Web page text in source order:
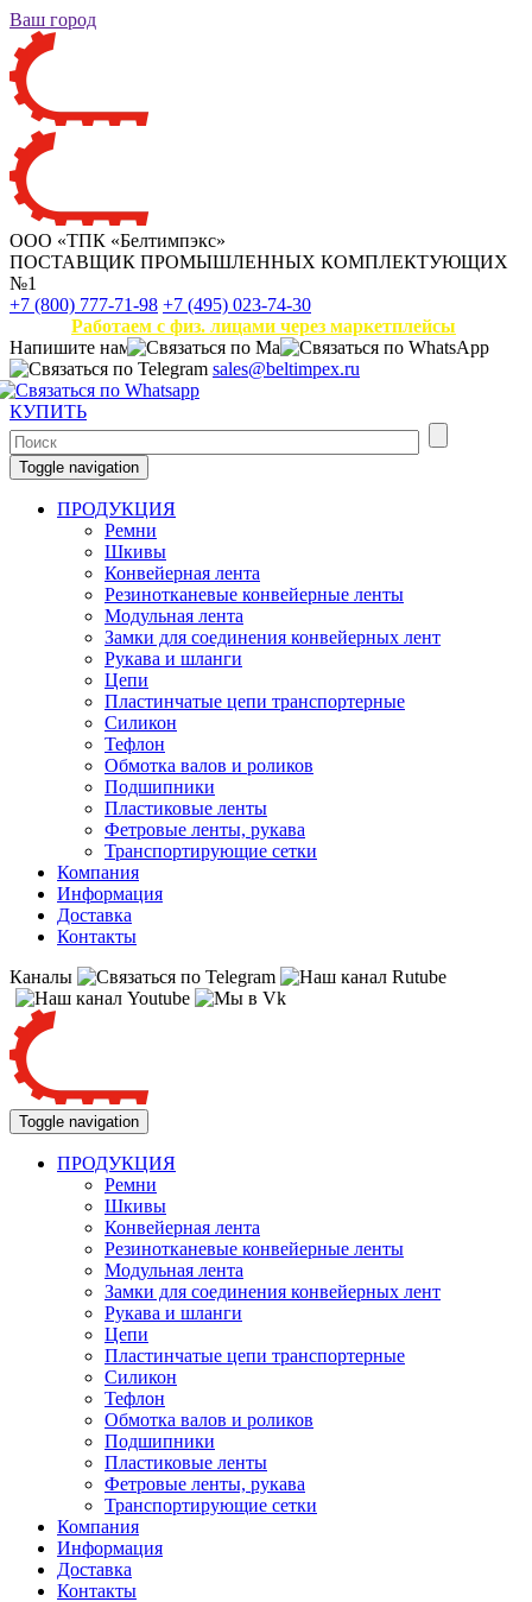
Ваш город
ООО «ТПК «Белтимпэкс»
ПОСТАВЩИК ПРОМЫШЛЕННЫХ КОМПЛЕКТУЮЩИХ
№1
+7 (800) 777-71-98 +7 (495) 023-74-30
Работаем с физ. лицами через маркетплейсы
Напишите нам
sales@beltimpex.ru
КУПИТЬ
Toggle navigation
ПРОДУКЦИЯ
Ремни
Шкивы
Конвейерная лента
Резинотканевые конвейерные ленты
Модульная лента
Замки для соединения конвейерных лент
Рукава и шланги
Цепи
Пластинчатые цепи транспортерные
Силикон
Тефлон
Обмотка валов и роликов
Подшипники
Пластиковые ленты
Фетровые ленты, рукава
Транспортирующие сетки
Компания
Информация
Доставка
Контакты
Каналы
Toggle navigation
ПРОДУКЦИЯ
Ремни
Шкивы
Конвейерная лента
Резинотканевые конвейерные ленты
Модульная лента
Замки для соединения конвейерных лент
Рукава и шланги
Цепи
Пластинчатые цепи транспортерные
Силикон
Тефлон
Обмотка валов и роликов
Подшипники
Пластиковые ленты
Фетровые ленты, рукава
Транспортирующие сетки
Компания
Информация
Доставка
Контакты